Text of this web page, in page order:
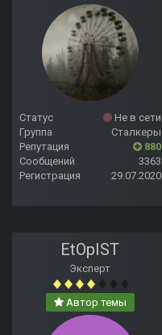
Статус
Не в сети
Группа
Сталкеры
Репутация
880
Сообщений
3363
Регистрация
29.07.2020
EtOpIST
Эксперт
Автор темы